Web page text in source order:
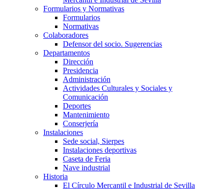
Formularios y Normativas
Formularios
Normativas
Colaboradores
Defensor del socio. Sugerencias
Departamentos
Dirección
Presidencia
Administración
Actividades Culturales y Sociales y
Comunicación
Deportes
Mantenimiento
Conserjería
Instalaciones
Sede social, Sierpes
Instalaciones deportivas
Caseta de Feria
Nave industrial
Historia
El Círculo Mercantil e Industrial de Sevilla